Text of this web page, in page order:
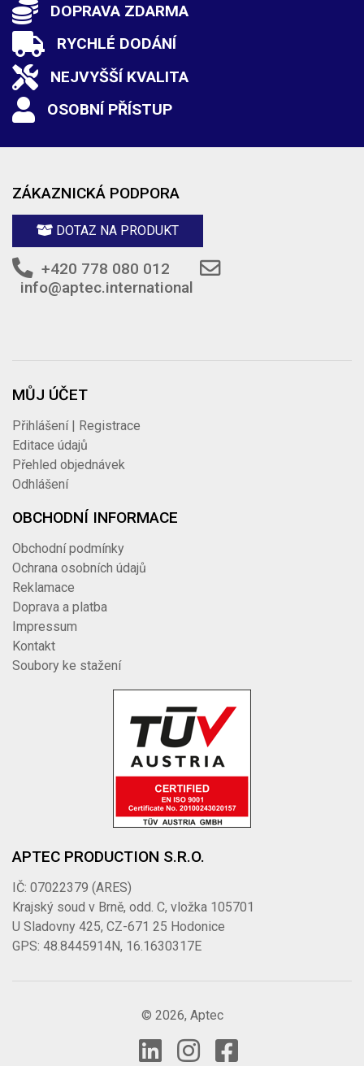
DOPRAVA ZDARMA
RYCHLÉ DODÁNÍ
NEJVYŠŠÍ KVALITA
OSOBNÍ PŘÍSTUP
ZÁKAZNICKÁ PODPORA
DOTAZ NA PRODUKT
+420 778 080 012
info@aptec.international
MŮJ ÚČET
Přihlášení | Registrace
Editace údajů
Přehled objednávek
Odhlášení
OBCHODNÍ INFORMACE
Obchodní podmínky
Ochrana osobních údajů
Reklamace
Doprava a platba
Impressum
Kontakt
Soubory ke stažení
APTEC PRODUCTION S.R.O.
IČ: 07022379 (ARES)
Krajský soud v Brně, odd. C, vložka 105701
U Sladovny 425, CZ-671 25 Hodonice
GPS: 48.8445914N, 16.1630317E
© 2026, Aptec